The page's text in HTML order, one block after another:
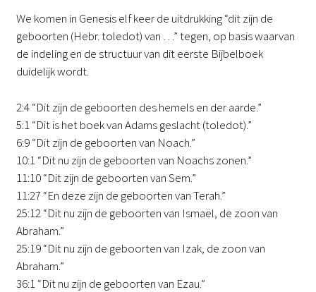
We komen in Genesis elf keer de uitdrukking “dit zijn de
geboorten (Hebr. toledot) van …” tegen, op basis waarvan
de indeling en de structuur van dit eerste Bijbelboek
duidelijk wordt.
2:4 “Dit zijn de geboorten des hemels en der aarde.”
5:1 “Dit is het boek van Adams geslacht (toledot).”
6:9 “Dit zijn de geboorten van Noach.”
10:1 “Dit nu zijn de geboorten van Noachs zonen.”
11:10 “Dit zijn de geboorten van Sem.”
11:27 “En deze zijn de geboorten van Terah.”
25:12 “Dit nu zijn de geboorten van Ismaël, de zoon van
Abraham.”
25:19 “Dit nu zijn de geboorten van Izak, de zoon van
Abraham.”
36:1 “Dit nu zijn de geboorten van Ezau.”